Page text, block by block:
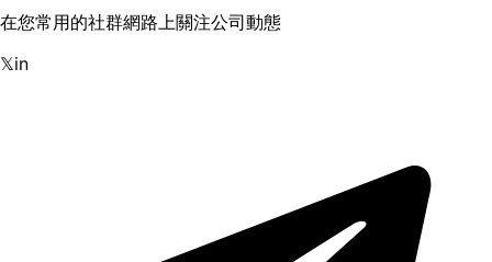
在您常用的社群網路上關注公司動態
𝕏in